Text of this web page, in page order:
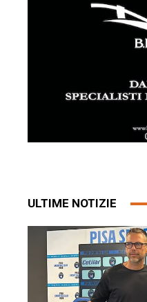
ULTIME NOTIZIE